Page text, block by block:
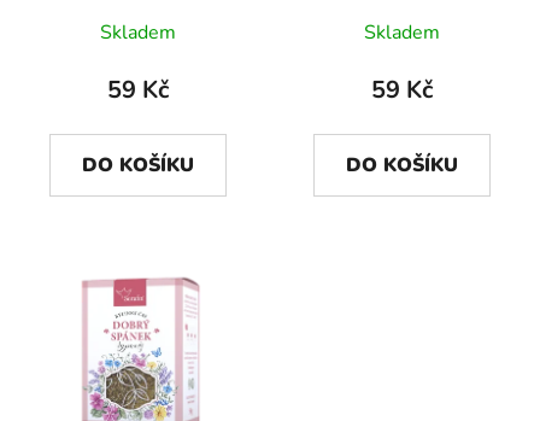
Skladem
59 Kč
DO KOŠÍKU
Skladem
59 Kč
DO KOŠÍKU